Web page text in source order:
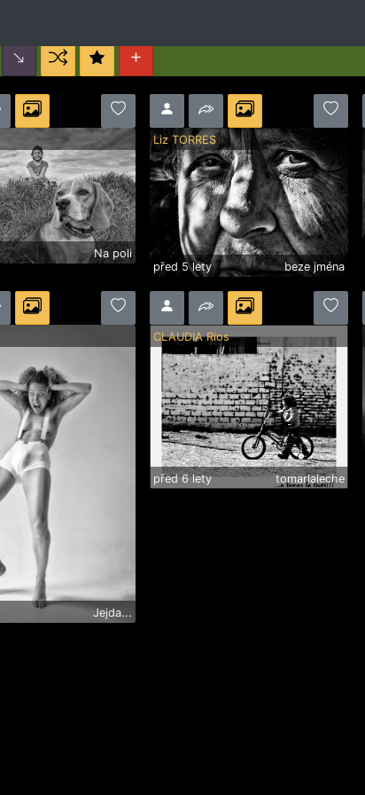
Na poli
Liz TORRES
před 5 lety beze jména
Jejda...
CLAUDIA Rios
před 6 lety tomarlaleche